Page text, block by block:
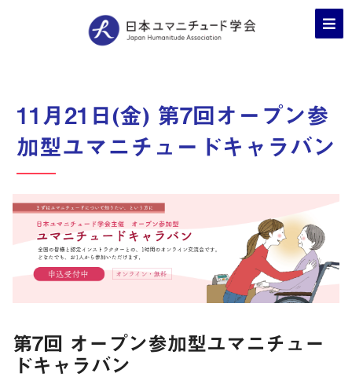
11月21日(金) 第7回オープン参
加型ユマニチュードキャラバン
第7回 オープン参加型ユマニチュー
ドキャラバン